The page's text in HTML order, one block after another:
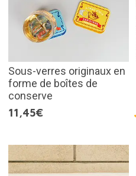
Sous-verres originaux en
forme de boîtes de
conserve
11,45€